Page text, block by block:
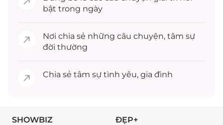
bật trong ngày
Nơi chia sẻ những câu chuyện, tâm sự
đời thường
Chia sẻ tâm sự tình yêu, gia đình
SHOWBIZ ĐẸP+